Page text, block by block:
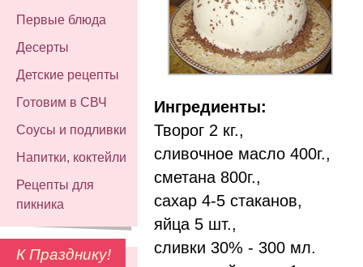
Первые блюда
Десерты
Детские рецепты
Готовим в СВЧ
Соусы и подливки
Напитки, коктейли
Рецепты для
пикника
К Празднику!
Ингредиенты:
Творог 2 кг.,
сливочное масло 400г.,
сметана 800г.,
сахар 4-5 стаканов,
яйца 5 шт.,
сливки 30% - 300 мл.